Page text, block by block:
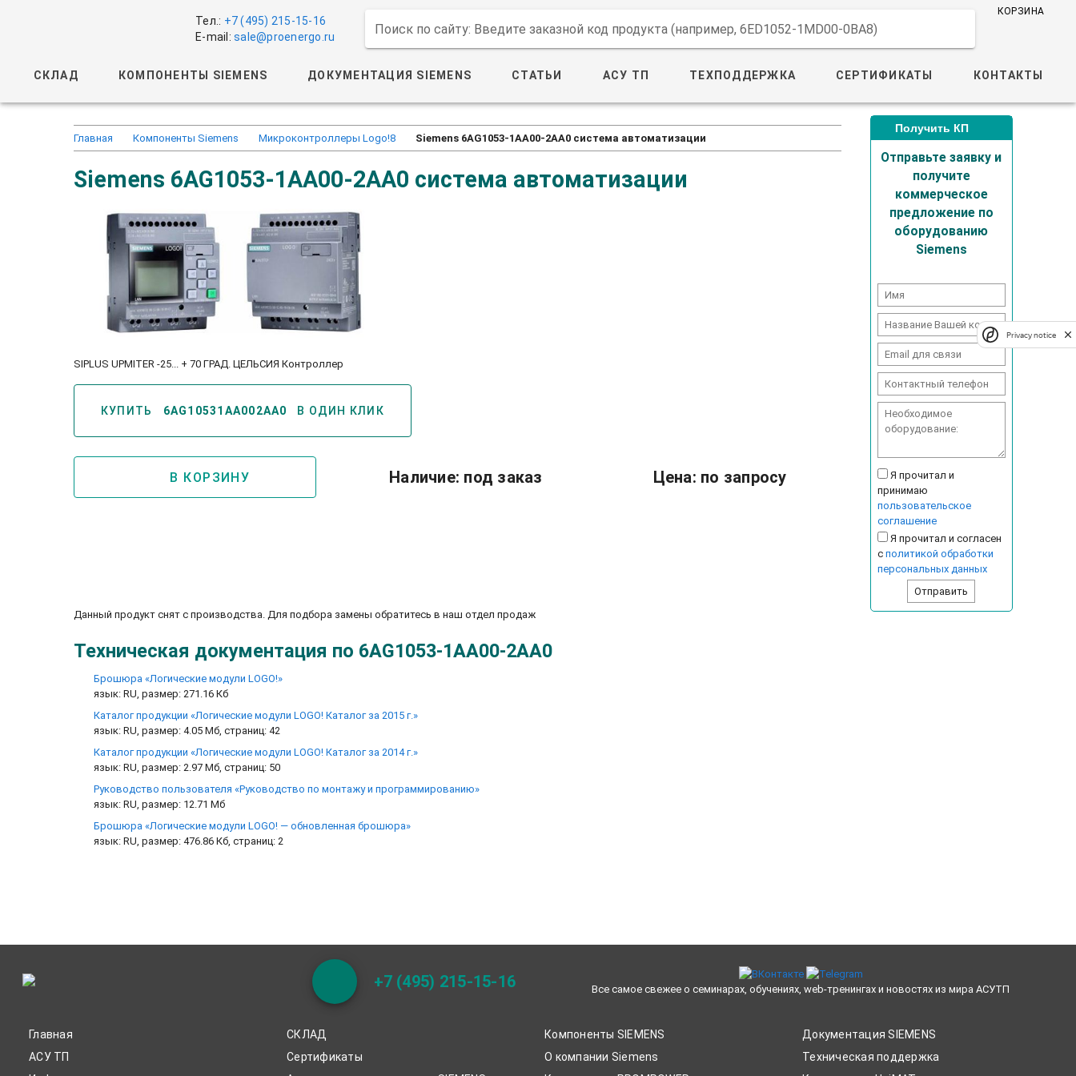
Тел.: +7 (495) 215-15-16
E-mail: sale@proenergo.ru Поиск по сайту: Введите заказной код продукта (например, 6ED1052-1MD00-0BA8)
КОРЗИНА
СКЛАД КОМПОНЕНТЫ SIEMENS ДОКУМЕНТАЦИЯ SIEMENS СТАТЬИ АСУ ТП ТЕХПОДДЕРЖКА СЕРТИФИКАТЫ КОНТАКТЫ
Главная Компоненты Siemens Микроконтроллеры Logo!8 Siemens 6AG1053-1AA00-2AA0 система автоматизации
Siemens 6AG1053-1AA00-2AA0 система автоматизации
SIPLUS UPMITER -25... + 70 ГРАД. ЦЕЛЬСИЯ Контроллер
КУПИТЬ 6AG10531AA002AA0 В ОДИН КЛИК
В КОРЗИНУ Наличие: под заказ Цена: по запросу
Данный продукт снят с производства. Для подбора замены обратитесь в наш отдел продаж
Техническая документация по 6AG1053-1AA00-2AA0
Брошюра «Логические модули LOGO!»
язык: RU, размер: 271.16 Кб
Каталог продукции «Логические модули LOGO! Каталог за 2015 г.»
язык: RU, размер: 4.05 Мб, страниц: 42
Каталог продукции «Логические модули LOGO! Каталог за 2014 г.»
язык: RU, размер: 2.97 Мб, страниц: 50
Руководство пользователя «Руководство по монтажу и программированию»
язык: RU, размер: 12.71 Мб
Брошюра «Логические модули LOGO! — обновленная брошюра»
язык: RU, размер: 476.86 Кб, страниц: 2
Получить КП
Отправьте заявку и
получите
коммерческое
предложение по
оборудованию
Siemens
Я прочитал и
принимаю
пользовательское
соглашение
Я прочитал и согласен
с политикой обработки
персональных данных
+7 (495) 215-15-16 Все самое свежее о семинарах, обучениях, web-тренингах и новостях из мира АСУТП
Главная СКЛАД Компоненты SIEMENS
Документация SIEMENS
АСУ ТП
Сертификаты О компании Siemens
Техническая поддержка
Privacy notice